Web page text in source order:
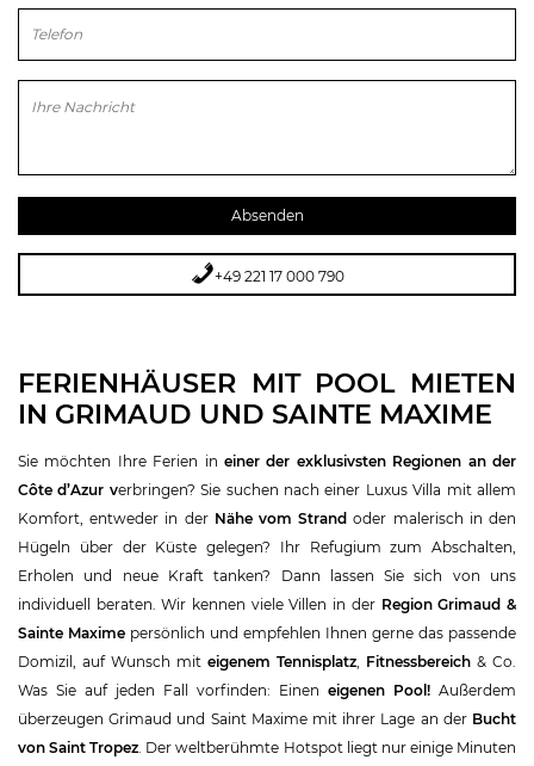
Bitte lasse dieses Feld leer.
+49 221 17 000 790
FERIENHÄUSER MIT POOL MIETEN
IN GRIMAUD UND SAINTE MAXIME
Sie möchten Ihre Ferien in einer der exklusivsten Regionen an der
Côte d’Azur verbringen? Sie suchen nach einer Luxus Villa mit allem
Komfort, entweder in derNähe vom Strandoder malerisch in den
Hügeln über der Küste gelegen? Ihr Refugium zum Abschalten,
Erholen und neue Kraft tanken? Dann lassen Sie sich von uns
individuell beraten. Wir kennen viele Villen in der Region Grimaud &
Sainte Maxime persönlich und empfehlen Ihnen gerne das passende
Domizil, auf Wunsch mit eigenem Tennisplatz, Fitnessbereich & Co.
Was Sie auf jeden Fall vorfinden: Einen eigenen Pool! Außerdem
überzeugen Grimaud und Saint Maxime mit ihrer Lage an der Bucht
von Saint Tropez. Der weltberühmte Hotspot liegt nur einige Minuten